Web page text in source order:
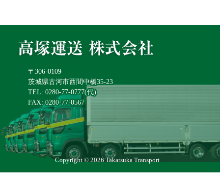
〒306-0109
茨城県古河市西間中橋35-23
TEL: 0280-77-0777(代)
FAX: 0280-77-0567
Copyright © 2026 Takatsuka Transport